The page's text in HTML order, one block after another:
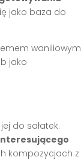
jako baza do
waniliowym
jako
do sałatek.
kompozycjach z